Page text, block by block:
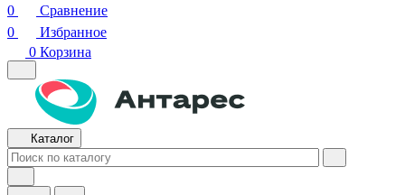
0
Сравнение
0
Избранное
0 Корзина
Каталог